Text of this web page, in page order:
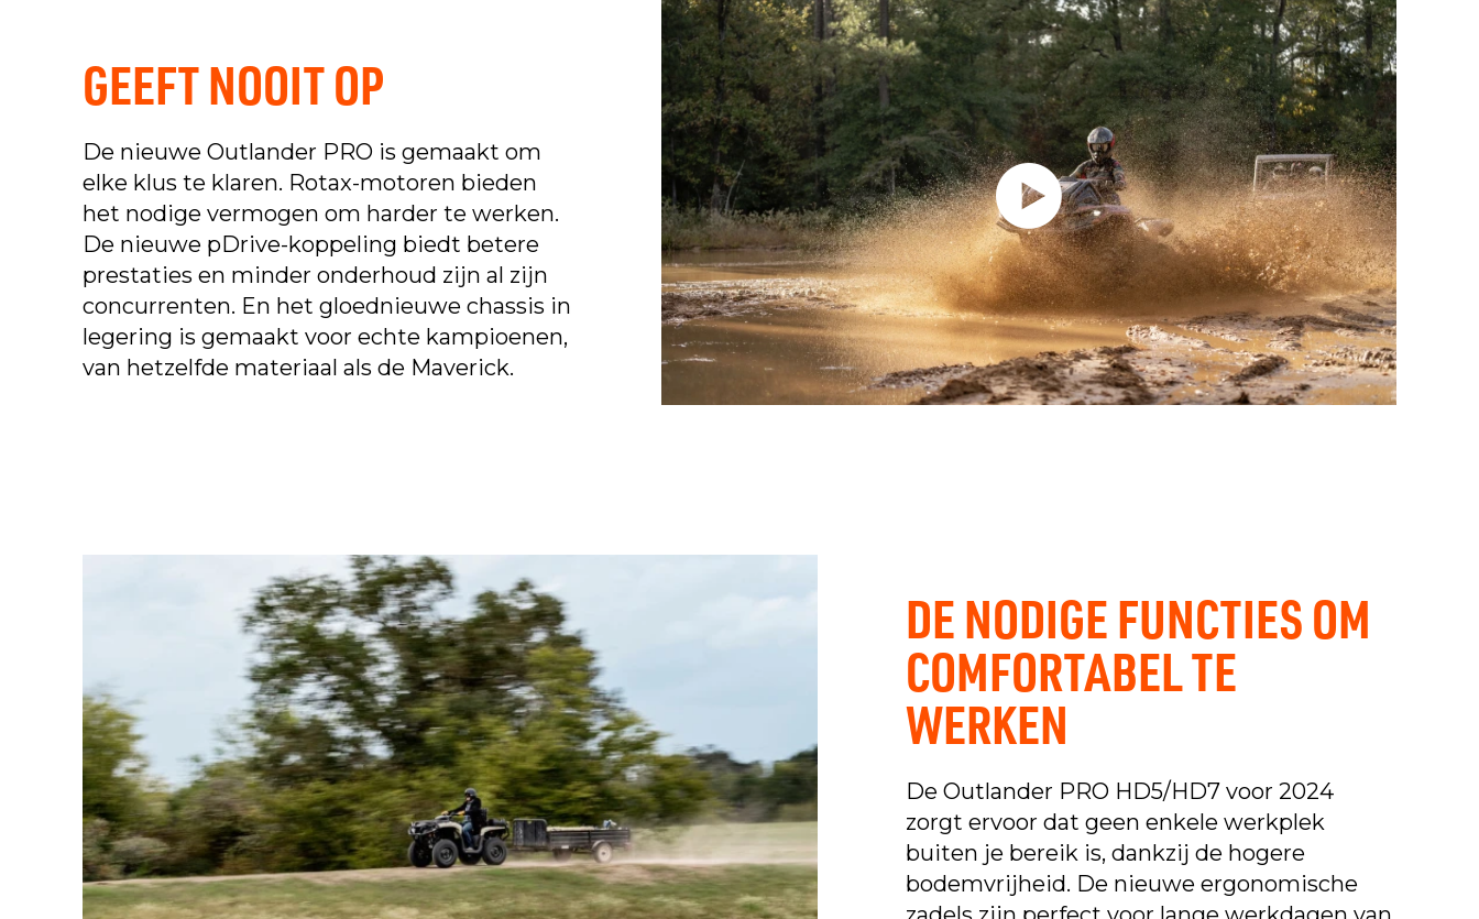
GEEFT NOOIT OP
De nieuwe Outlander PRO is gemaakt om
elke klus te klaren. Rotax-motoren bieden
het nodige vermogen om harder te werken.
De nieuwe pDrive-koppeling biedt betere
prestaties en minder onderhoud zijn al zijn
concurrenten. En het gloednieuwe chassis in
legering is gemaakt voor echte kampioenen,
van hetzelfde materiaal als de Maverick.
DE NODIGE FUNCTIES OM
COMFORTABEL TE
WERKEN
De Outlander PRO HD5/HD7 voor 2024
zorgt ervoor dat geen enkele werkplek
buiten je bereik is, dankzij de hogere
bodemvrijheid. De nieuwe ergonomische